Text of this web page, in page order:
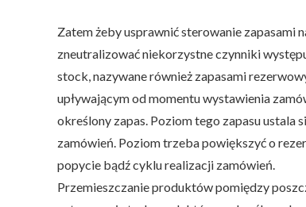
Zatem żeby usprawnić sterowanie zapasami
zneutralizować niekorzystne czynniki
stock, nazywane również zapasami
upływającym od momentu wystawienia
określony zapas. Poziom tego zapasu ustala
zamówień. Poziom trzeba powiększyć o
popycie bądź cyklu realizacji zamówień.
Przemieszczanie produktów pomiędzy